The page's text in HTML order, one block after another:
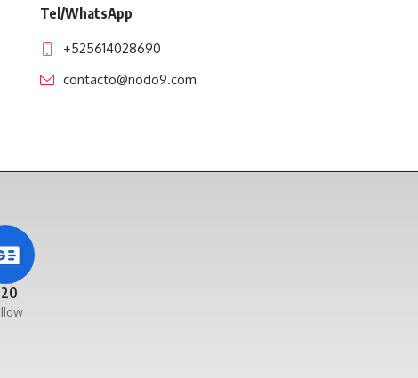
Tel/WhatsApp
+525614028690
contacto@nodo9.com